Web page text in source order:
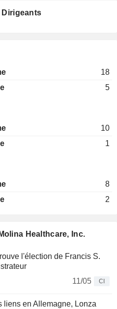
Healthcare, Inc.
l'élection de Francis S.
11/05
CI
liens en Allemagne, Lonza
18
5
10
1
8
2